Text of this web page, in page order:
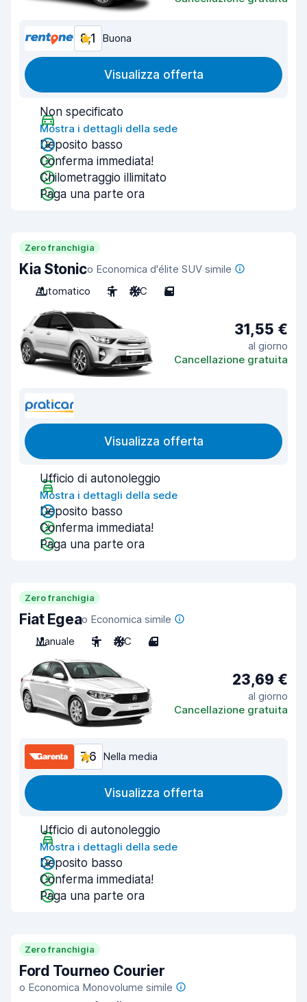
8,1 Buona
Visualizza offerta
Non specificato
Mostra i dettagli della sede
Deposito basso
Conferma immediata!
Chilometraggio illimitato
Paga una parte ora
Zero franchigia
Kia Stonico Economica d'élite SUV simile
Automatico
5 A/C 5
31,55 €
al giorno
Cancellazione gratuita
Visualizza offerta
Ufficio di autonoleggio
Mostra i dettagli della sede
Deposito basso
Conferma immediata!
Paga una parte ora
Zero franchigia
Fiat Egeao Economica simile
Manuale
5 A/C 4
23,69 €
al giorno
Cancellazione gratuita
7,6 Nella media
Visualizza offerta
Ufficio di autonoleggio
Mostra i dettagli della sede
Deposito basso
Conferma immediata!
Paga una parte ora
Zero franchigia
Ford Tourneo Courier
o Economica Monovolume simile